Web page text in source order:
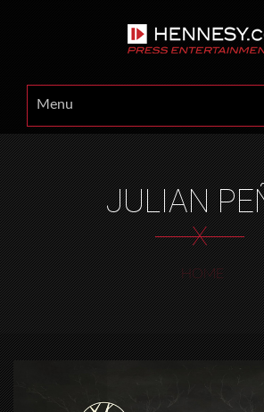
Menu
JULIAN
X
HOME